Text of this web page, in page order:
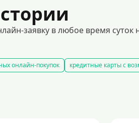
заявку в любое время суток
онлайн-покупок
кредитные карты с